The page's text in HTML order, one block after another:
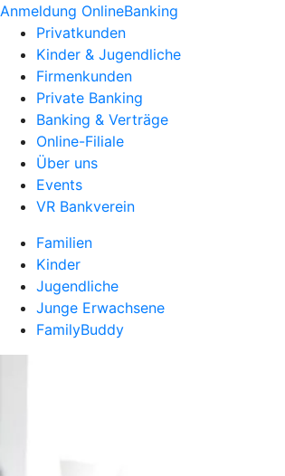
Anmeldung OnlineBanking
Privatkunden
Kinder & Jugendliche
Firmenkunden
Private Banking
Banking & Verträge
Online-Filiale
Über uns
Events
VR Bankverein
Familien
Kinder
Jugendliche
Junge Erwachsene
FamilyBuddy